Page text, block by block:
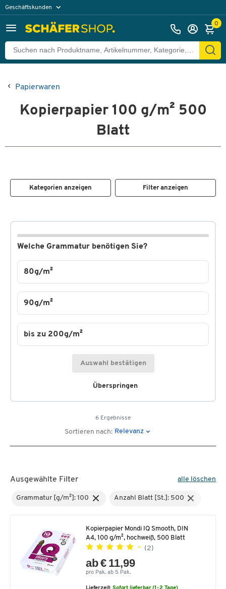
Geschäftskunden
0
Papierwaren
Kopierpapier 100 g/m² 500
Blatt
Kategorien anzeigen Filter anzeigen
Welche Grammatur benötigen Sie?
Überspringen
80g/m²
90g/m²
bis zu 200g/m²
Auswahl bestätigen
6 Ergebnisse
Sortieren nach: Relevanz
Ausgewählte Filter alle löschen
Grammatur [g/m²]: 100 Anzahl Blatt [St.]: 500
Kopierpapier Mondi IQ Smooth, DIN
A4, 100 g/m², hochweiß, 500 Blatt
(2)
ab € 11,99
pro Pak. ab 5 Pak.